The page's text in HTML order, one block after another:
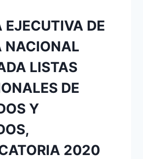
EJECUTIVA DE
NACIONAL
LISTAS
DE
Y
2020